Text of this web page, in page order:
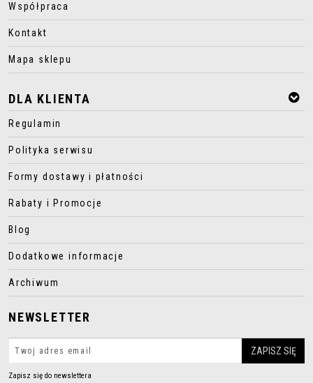
Współpraca
Kontakt
Mapa sklepu
DLA KLIENTA
Regulamin
Polityka serwisu
Formy dostawy i płatności
Rabaty i Promocje
Blog
Dodatkowe informacje
Archiwum
NEWSLETTER
Zapisz się do newslettera